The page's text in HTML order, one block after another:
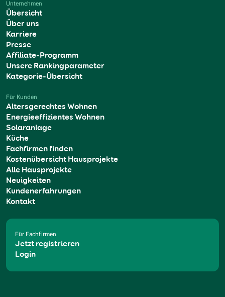
Unternehmen
Übersicht
Über uns
Karriere
Presse
Affiliate-Programm
Unsere Rankingparameter
Kategorie-Übersicht
Für Kunden
Altersgerechtes Wohnen
Energieeffizientes Wohnen
Solaranlage
Küche
Fachfirmen finden
Kostenübersicht Hausprojekte
Alle Hausprojekte
Neuigkeiten
Kundenerfahrungen
Kontakt
Für Fachfirmen
Jetzt registrieren
Login